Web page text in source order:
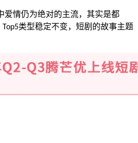
爱情仍为绝对的主流，其实是都
Top5类型稳定不变，短剧的故事主题